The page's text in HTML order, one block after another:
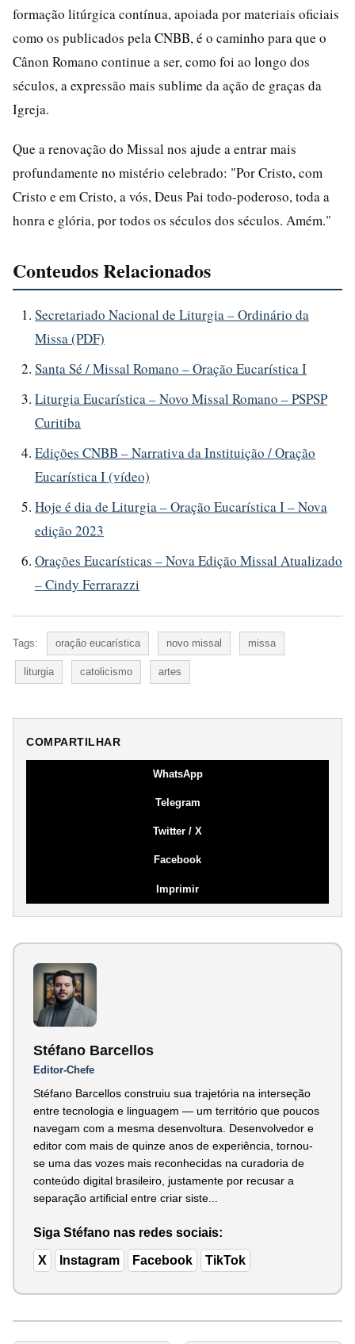
formação litúrgica contínua, apoiada por materiais oficiais
como os publicados pela CNBB, é o caminho para que o
Cânon Romano continue a ser, como foi ao longo dos
séculos, a expressão mais sublime da ação de graças da
Igreja.
Que a renovação do Missal nos ajude a entrar mais
profundamente no mistério celebrado: "Por Cristo, com
Cristo e em Cristo, a vós, Deus Pai todo-poderoso, toda a
honra e glória, por todos os séculos dos séculos. Amém."
Conteudos Relacionados
Secretariado Nacional de Liturgia – Ordinário da
Missa (PDF)
Santa Sé / Missal Romano – Oração Eucarística I
Liturgia Eucarística – Novo Missal Romano – PSPSP
Curitiba
Edições CNBB – Narrativa da Instituição / Oração
Eucarística I (vídeo)
Hoje é dia de Liturgia – Oração Eucarística I – Nova
edição 2023
Orações Eucarísticas – Nova Edição Missal Atualizado
– Cindy Ferrarazzi
Tags: oração eucarística novo missal missa
liturgia catolicismo artes
COMPARTILHAR
WhatsApp
Telegram
Twitter / X
Facebook
Imprimir
Stéfano Barcellos
Editor-Chefe
Stéfano Barcellos construiu sua trajetória na interseção
entre tecnologia e linguagem — um território que poucos
navegam com a mesma desenvoltura. Desenvolvedor e
editor com mais de quinze anos de experiência, tornou-
se uma das vozes mais reconhecidas na curadoria de
conteúdo digital brasileiro, justamente por recusar a
separação artificial entre criar siste...
Siga Stéfano nas redes sociais:
X Instagram Facebook TikTok